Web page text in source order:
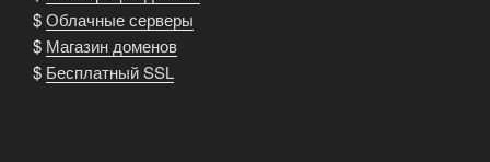
$Облачные серверы
$ Магазин доменов
$ Бесплатный SSL